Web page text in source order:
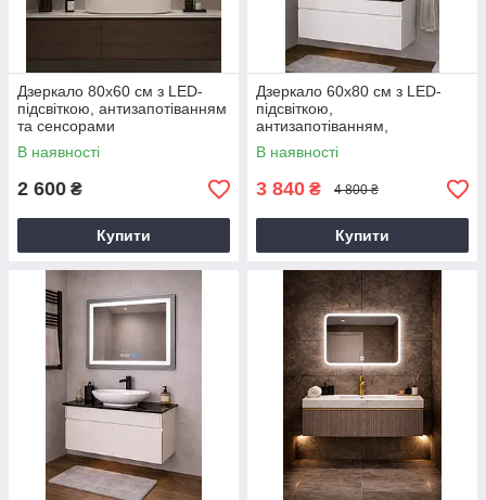
Дзеркало 80х60 см з LED-
підсвіткою, антизапотіванням
та сенсорами
В наявності
2 600 ₴
Купити
Дзеркало 60х80 см з LED-
підсвіткою,
антизапотіванням,
годинником та сенсорами
В наявності
3 840 ₴ 4 800 ₴
Купити